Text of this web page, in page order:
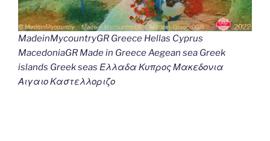
MadeinMycountryGR Greece Hellas Cyprus
MacedoniaGR Made in Greece Aegean sea Greek
islands Greek seas Ελλαδα Κυπρος Μακεδονια
Αιγαιο Καστελλοριζο